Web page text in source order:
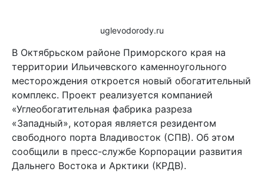
uglevodorody.ru
В Октябрьском районе Приморского края на
территории Ильичевского каменноугольного
месторождения откроется новый обогатительный
комплекс. Проект реализуется компанией
«Углеобогатительная фабрика разреза
«Западный», которая является резидентом
свободного порта Владивосток (СПВ). Об этом
сообщили в пресс-службе Корпорации развития
Дальнего Востока и Арктики (КРДВ).